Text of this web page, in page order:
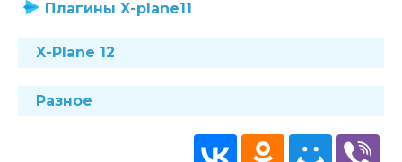
Плагины X-plane11
X-Plane 12
Разное